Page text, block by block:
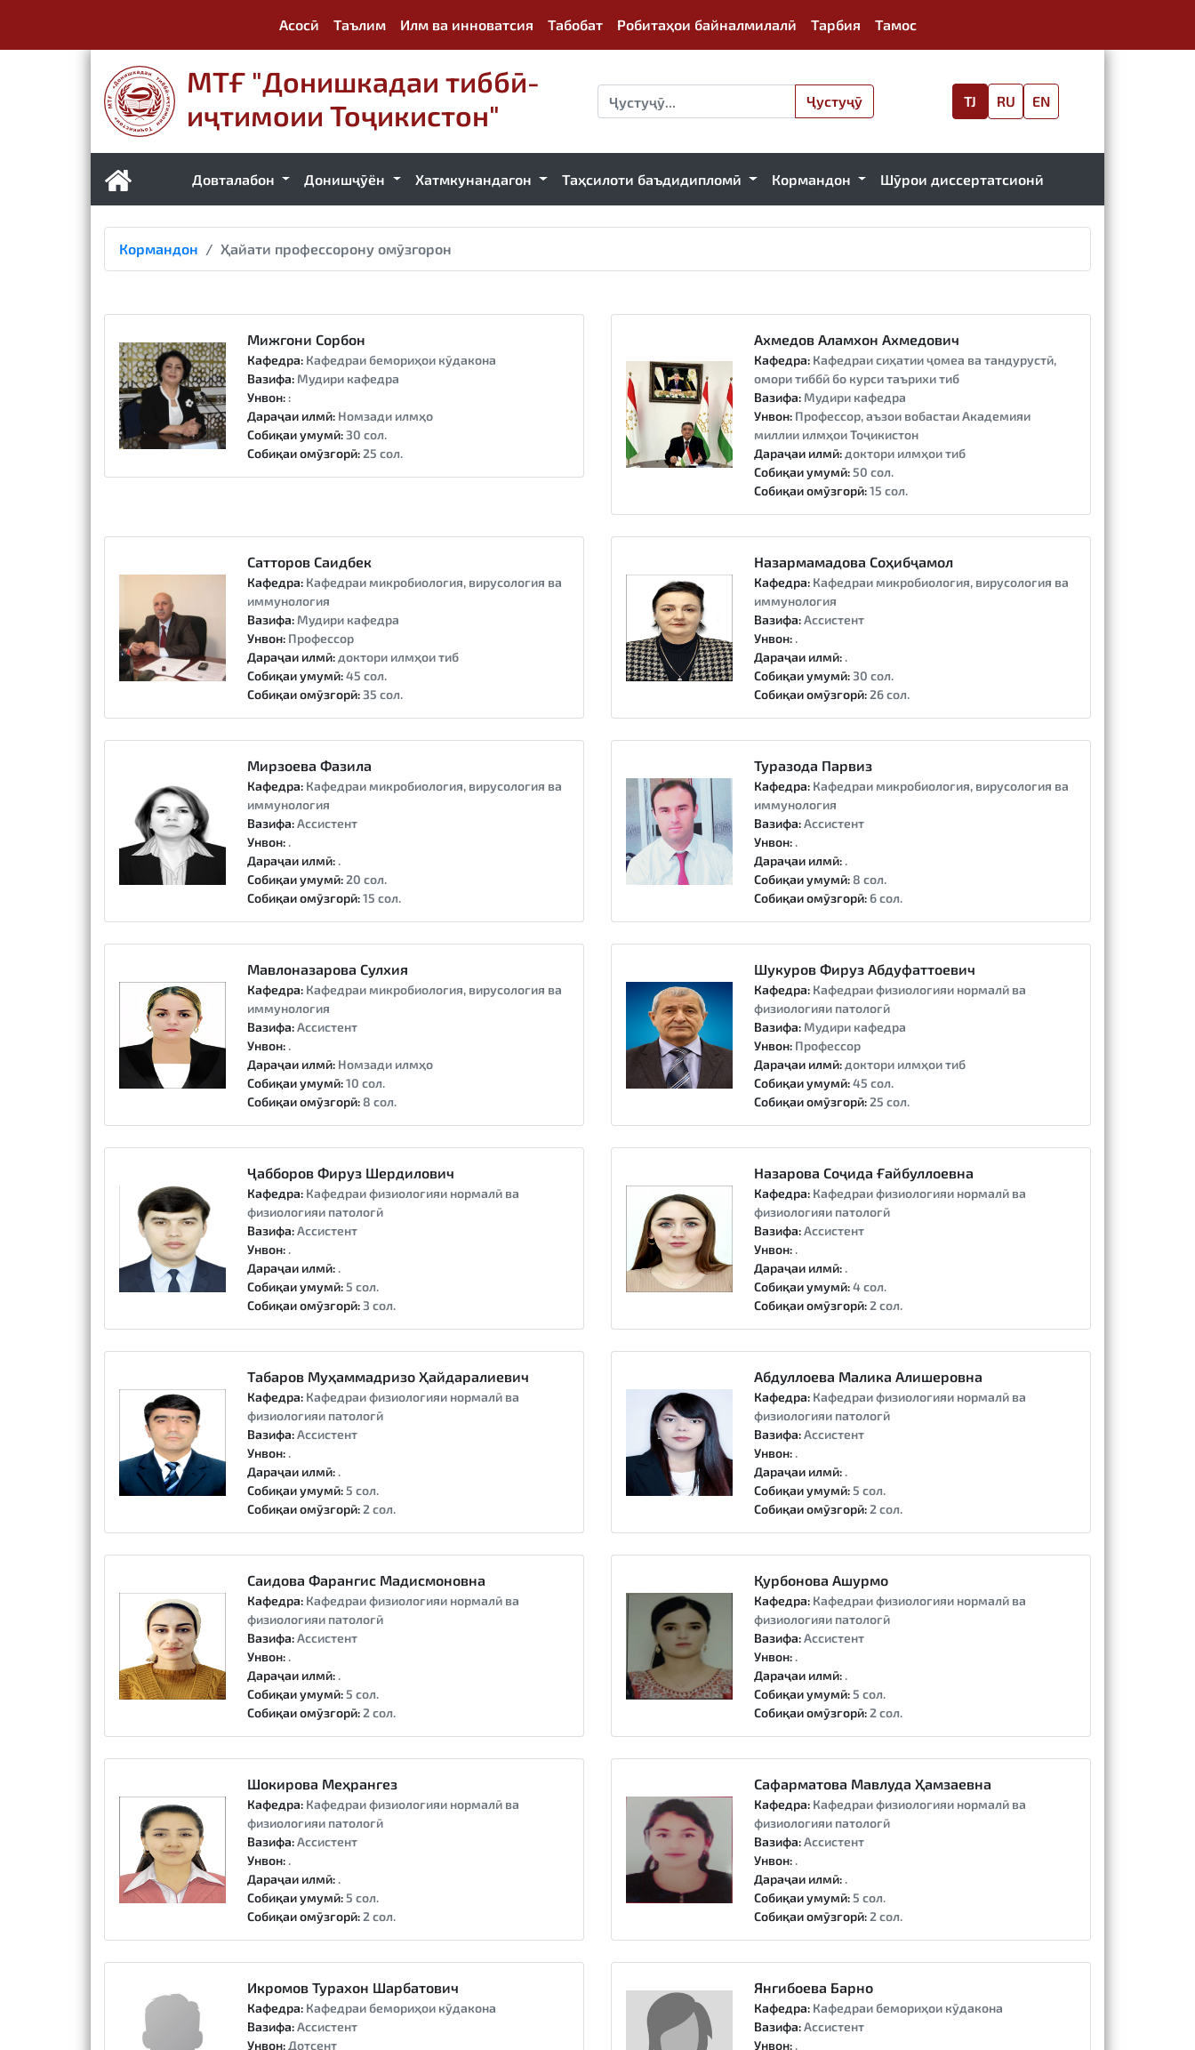
Асосӣ Таълим Илм ва инноватсия Табобат Робитаҳои байналмилалӣ Тарбия Тамос
МТҒ "Донишкадаи тиббӣ-
иҷтимоии Тоҷикистон"
Ҷустуҷӯ TJ RU EN
Довталабон Донишҷӯён Хатмкунандагон Таҳсилоти баъдидипломӣ Кормандон Шӯрои диссертатсионӣ
Кормандон Ҳайати профессорону омӯзгорон
Мижгони Сорбон
Кафедра: Кафедраи бемориҳои кӯдакона
Вазифа: Мудири кафедра
Унвон: :
Дараҷаи илмӣ: Номзади илмҳо
Собиқаи умумӣ: 30 сол.
Собиқаи омӯзгорӣ:25 сол.
Ахмедов Аламхон Ахмедович
Кафедра: Кафедраи сиҳатии ҷомеа ва тандурустӣ,
омори тиббӣ бо курси таърихи тиб
Вазифа: Мудири кафедра
Унвон: Профессор, аъзои вобастаи Академияи
миллии илмҳои Тоҷикистон
Дараҷаи илмӣ: доктори илмҳои тиб
Собиқаи умумӣ: 50 сол.
Собиқаи омӯзгорӣ:15 сол.
Сатторов Саидбек
Кафедра: Кафедраи микробиология, вирусология ва
иммунология
Вазифа: Мудири кафедра
Унвон: Профессор
Дараҷаи илмӣ: доктори илмҳои тиб
Собиқаи умумӣ:45 сол.
Собиқаи омӯзгорӣ: 35 сол.
Назармамадова Соҳибҷамол
Кафедра: Кафедраи микробиология, вирусология ва
иммунология
Вазифа:Ассистент
Унвон: .
Дараҷаи илмӣ: .
Собиқаи умумӣ: 30 сол.
Собиқаи омӯзгорӣ:26 сол.
Мирзоева Фазила
Кафедра: Кафедраи микробиология, вирусология ва
иммунология
Вазифа:Ассистент
Унвон: .
Дараҷаи илмӣ: .
Собиқаи умумӣ:20 сол.
Собиқаи омӯзгорӣ:15 сол.
Туразода Парвиз
Кафедра: Кафедраи микробиология, вирусология ва
иммунология
Вазифа:Ассистент
Унвон: .
Дараҷаи илмӣ: .
Собиқаи умумӣ: 8 сол.
Собиқаи омӯзгорӣ:6 сол.
Мавлоназарова Сулхия
Кафедра: Кафедраи микробиология, вирусология ва
иммунология
Вазифа:Ассистент
Унвон: .
Дараҷаи илмӣ: Номзади илмҳо
Собиқаи умумӣ:10 сол.
Собиқаи омӯзгорӣ: 8 сол.
Шукуров Фируз Абдуфаттоевич
Кафедра: Кафедраи физиологияи нормалӣ ва
физиологияи патологӣ
Вазифа: Мудири кафедра
Унвон: Профессор
Дараҷаи илмӣ: доктори илмҳои тиб
Собиқаи умумӣ:45 сол.
Собиқаи омӯзгорӣ:25 сол.
Ҷабборов Фируз Шердилович
Кафедра: Кафедраи физиологияи нормалӣ ва
физиологияи патологӣ
Вазифа:Ассистент
Унвон: .
Дараҷаи илмӣ: .
Собиқаи умумӣ: 5 сол.
Собиқаи омӯзгорӣ: 3 сол.
Назарова Соҷида Ғайбуллоевна
Кафедра: Кафедраи физиологияи нормалӣ ва
физиологияи патологӣ
Вазифа:Ассистент
Унвон: .
Дараҷаи илмӣ: .
Собиқаи умумӣ:4 сол.
Собиқаи омӯзгорӣ:2 сол.
Табаров Муҳаммадризо Ҳайдаралиевич
Кафедра: Кафедраи физиологияи нормалӣ ва
физиологияи патологӣ
Вазифа:Ассистент
Унвон: .
Дараҷаи илмӣ: .
Собиқаи умумӣ: 5 сол.
Собиқаи омӯзгорӣ:2 сол.
Абдуллоева Малика Алишеровна
Кафедра: Кафедраи физиологияи нормалӣ ва
физиологияи патологӣ
Вазифа:Ассистент
Унвон: .
Дараҷаи илмӣ: .
Собиқаи умумӣ: 5 сол.
Собиқаи омӯзгорӣ:2 сол.
Саидова Фарангис Мадисмоновна
Кафедра: Кафедраи физиологияи нормалӣ ва
физиологияи патологӣ
Вазифа:Ассистент
Унвон: .
Дараҷаи илмӣ: .
Собиқаи умумӣ: 5 сол.
Собиқаи омӯзгорӣ:2 сол.
Қурбонова Ашурмо
Кафедра: Кафедраи физиологияи нормалӣ ва
физиологияи патологӣ
Вазифа:Ассистент
Унвон: .
Дараҷаи илмӣ: .
Собиқаи умумӣ: 5 сол.
Собиқаи омӯзгорӣ:2 сол.
Шокирова Меҳрангез
Кафедра: Кафедраи физиологияи нормалӣ ва
физиологияи патологӣ
Вазифа:Ассистент
Унвон: .
Дараҷаи илмӣ: .
Собиқаи умумӣ: 5 сол.
Собиқаи омӯзгорӣ:2 сол.
Сафарматова Мавлуда Ҳамзаевна
Кафедра: Кафедраи физиологияи нормалӣ ва
физиологияи патологӣ
Вазифа:Ассистент
Унвон: .
Дараҷаи илмӣ: .
Собиқаи умумӣ: 5 сол.
Собиқаи омӯзгорӣ:2 сол.
Икромов Турахон Шарбатович
Кафедра: Кафедраи бемориҳои кӯдакона
Вазифа:Ассистент
Унвон:Дотсент
Янгибоева Барно
Кафедра: Кафедраи бемориҳои кӯдакона
Вазифа:Ассистент
Унвон: .